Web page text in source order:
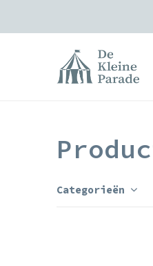
Categorieën